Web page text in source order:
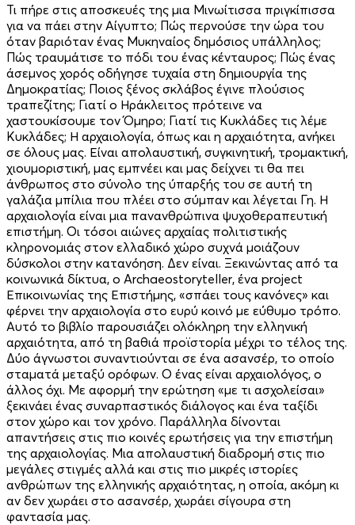
Τι πήρε στις αποσκευές της μια Μινωίτισσα πριγκίπισσα
για να πάει στην Αίγυπτο; Πώς περνούσε την ώρα του
όταν βαριόταν ένας Μυκηναίος δημόσιος υπάλληλος;
Πώς τραυμάτισε το πόδι του ένας κένταυρος; Πώς ένας
άσεμνος χορός οδήγησε τυχαία στη δημιουργία της
Δημοκρατίας; Ποιος ξένος σκλάβος έγινε πλούσιος
τραπεζίτης; Γιατί ο Ηράκλειτος πρότεινε να
χαστουκίσουμε τον Όμηρο; Γιατί τις Κυκλάδες τις λέμε
Κυκλάδες; Η αρχαιολογία, όπως και η αρχαιότητα, ανήκει
σε όλους μας. Είναι απολαυστική, συγκινητική, τρομακτική,
χιουμοριστική, μας εμπνέει και μας δείχνει τι θα πει
άνθρωπος στο σύνολο της ύπαρξής του σε αυτή τη
γαλάζια μπίλια που πλέει στο σύμπαν και λέγεται Γη. Η
αρχαιολογία είναι μια πανανθρώπινα ψυχοθεραπευτική
επιστήμη. Οι τόσοι αιώνες αρχαίας πολιτιστικής
κληρονομιάς στον ελλαδικό χώρο συχνά μοιάζουν
δύσκολοι στην κατανόηση. Δεν είναι. Ξεκινώντας από τα
κοινωνικά δίκτυα, ο Archaeostoryteller, ένα project
Επικοινωνίας της Επιστήμης, «σπάει τους κανόνες» και
φέρνει την αρχαιολογία στο ευρύ κοινό με εύθυμο τρόπο.
Αυτό το βιβλίο παρουσιάζει ολόκληρη την ελληνική
αρχαιότητα, από τη βαθιά προϊστορία μέχρι το τέλος της.
Δύο άγνωστοι συναντιούνται σε ένα ασανσέρ, το οποίο
σταματά μεταξύ ορόφων. Ο ένας είναι αρχαιολόγος, ο
άλλος όχι. Με αφορμή την ερώτηση «με τι ασχολείσαι»
ξεκινάει ένας συναρπαστικός διάλογος και ένα ταξίδι
στον χώρο και τον χρόνο. Παράλληλα δίνονται
απαντήσεις στις πιο κοινές ερωτήσεις για την επιστήμη
της αρχαιολογίας. Μια απολαυστική διαδρομή στις πιο
μεγάλες στιγμές αλλά και στις πιο μικρές ιστορίες
ανθρώπων της ελληνικής αρχαιότητας, η οποία, ακόμη κι
αν δεν χωράει στο ασανσέρ, χωράει σίγουρα στη
φαντασία μας.